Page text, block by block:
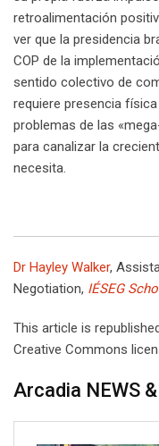
retroalimentación
ver que la presidencia
COP de la
sentido colectivo de
requiere presencia
problemas de las
para canalizar la
necesita.
Dr Hayley Walker,
Negotiation, IÉSEG
This article is
Creative Commons
Arcadia NEWS